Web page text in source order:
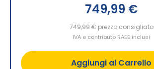
749,99 €
749,99 € prezzo consigliato
IVA e contributo RAEE inclusi
Aggiungi al Carrello